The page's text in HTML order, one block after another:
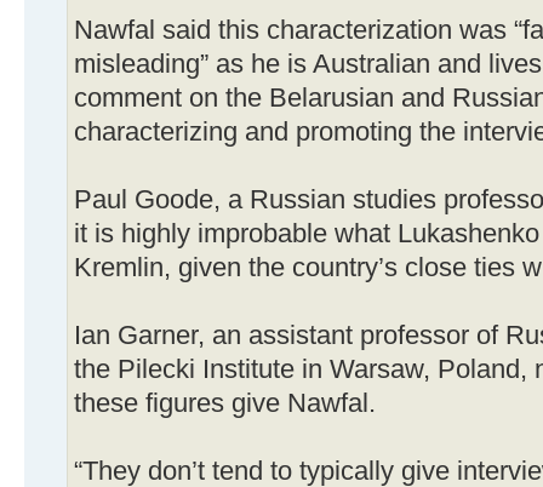
Nawfal said this characterization was
misleading” as he is Australian and
comment on the Belarusian and
characterizing and promoting the
Paul Goode, a Russian studies
it is highly improbable what
Kremlin, given the country’s close ties
Ian Garner, an assistant professor of
the Pilecki Institute in Warsaw, Poland,
these figures give Nawfal.
“They don’t tend to typically give